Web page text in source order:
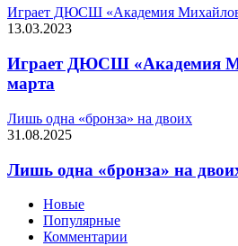
Играет ДЮСШ «Академия
13.03.2023
Играет ДЮСШ «Академия
марта
Лишь одна «бронза» на двоих
31.08.2025
Лишь одна «бронза» на
Новые
Популярные
Комментарии